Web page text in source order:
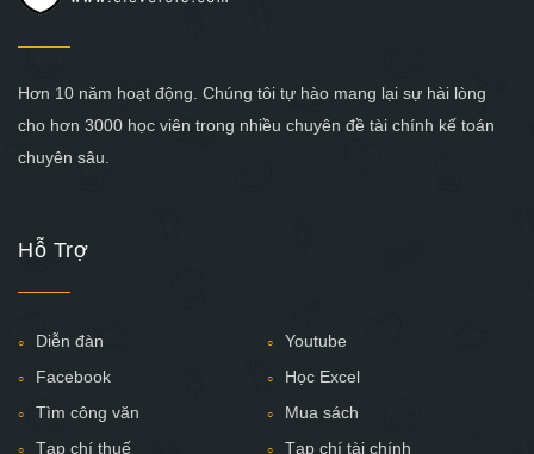
Hơn 10 năm hoạt động. Chúng tôi tự hào mang lại sự hài lòng
cho hơn 3000 học viên trong nhiều chuyên đề tài chính kế toán
chuyên sâu.
Hỗ Trợ
Diễn đàn
Youtube
Facebook
Học Excel
Tìm công văn
Mua sách
Tạp chí thuế
Tạp chí tài chính